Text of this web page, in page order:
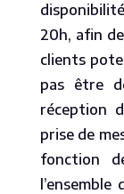
20h, afin
clients
pas être
réception
prise de
fonction